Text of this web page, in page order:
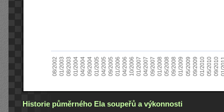
08/200201/200308/200301/200404/200409/200401/200504/200509/200501/200604/200610/200601/200704/200709/200701/200805/200809/200801/200905/200909/200901/201005/201009/2010
Historie půměrného Ela soupeřů a výkonnosti